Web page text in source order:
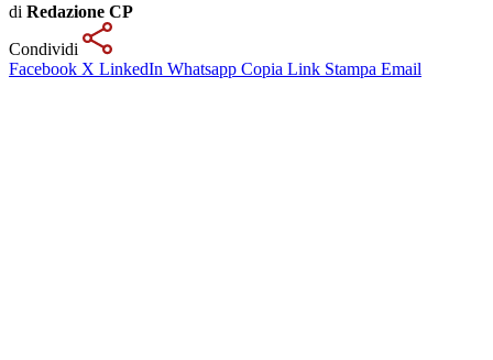
di Redazione CP
Condividi
Facebook X LinkedIn Whatsapp Copia Link Stampa Email